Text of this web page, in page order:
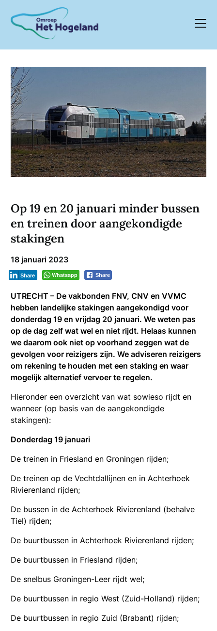
content
Op 19 en 20 januari minder bussen
en treinen door aangekondigde
stakingen
18 januari 2023
Whatsapp Share
Share
UTRECHT – De vakbonden FNV, CNV en VVMC
hebben landelijke stakingen aangekondigd voor
donderdag 19 en vrijdag 20 januari. We weten pas
op de dag zelf wat wel en niet rijdt. Helaas kunnen
we daarom ook niet op voorhand zeggen wat de
gevolgen voor reizigers zijn. We adviseren reizigers
om rekening te houden met een staking en waar
mogelijk alternatief vervoer te regelen.
Hieronder een overzicht van wat sowieso rijdt en
wanneer (op basis van de aangekondigde
stakingen):
Donderdag 19 januari
De treinen in Friesland en Groningen rijden;
De treinen op de Vechtdallijnen en in Achterhoek
Rivierenland rijden;
De bussen in de Achterhoek Rivierenland (behalve
Tiel) rijden;
De buurtbussen in Achterhoek Rivierenland rijden;
De buurtbussen in Friesland rijden;
De snelbus Groningen-Leer rijdt wel;
De buurtbussen in regio West (Zuid-Holland) rijden;
De buurtbussen in regio Zuid (Brabant) rijden;